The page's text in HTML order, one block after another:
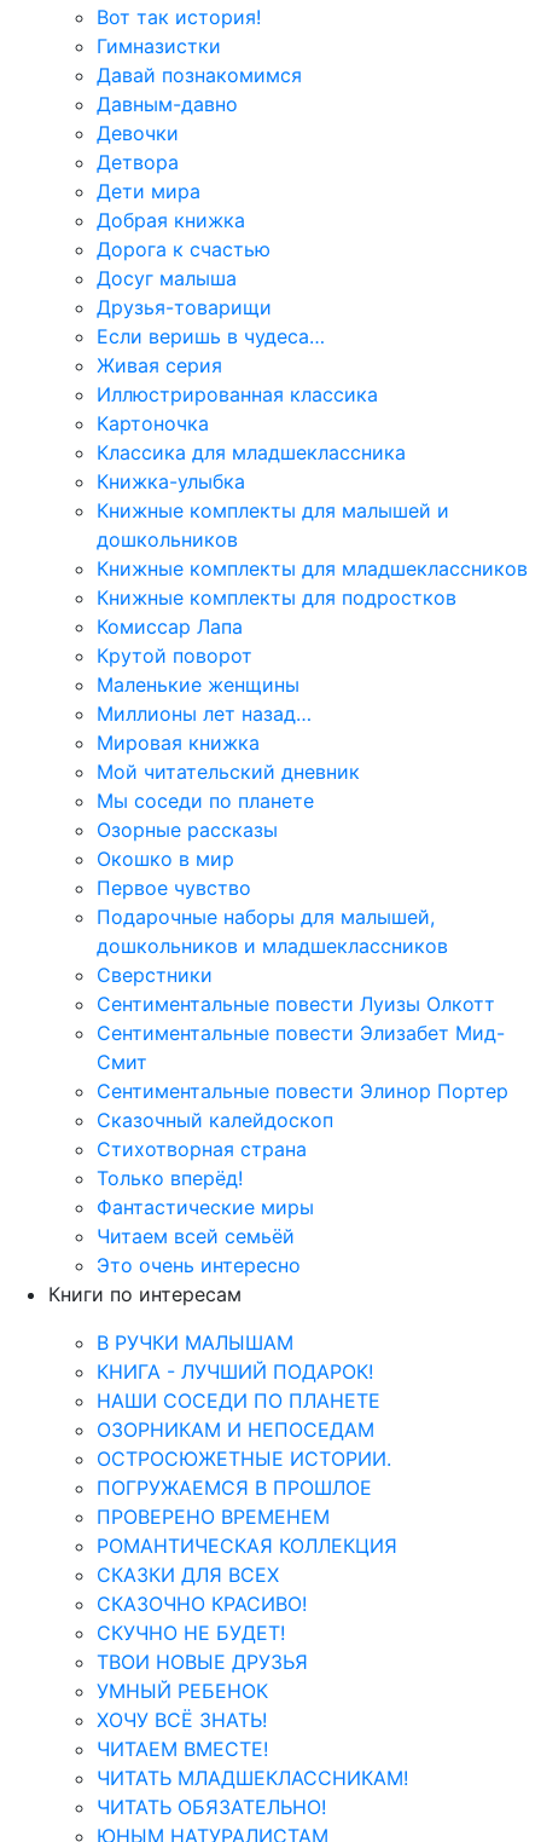
Вот так история!
Гимназистки
Давай познакомимся
Давным-давно
Девочки
Детвора
Дети мира
Добрая книжка
Дорога к счастью
Досуг малыша
Друзья-товарищи
Если веришь в чудеса…
Живая серия
Иллюстрированная классика
Картоночка
Классика для младшеклассника
Книжка-улыбка
Книжные комплекты для малышей и
дошкольников
Книжные комплекты для младшеклассников
Книжные комплекты для подростков
Комиссар Лапа
Крутой поворот
Маленькие женщины
Миллионы лет назад…
Мировая книжка
Мой читательский дневник
Мы соседи по планете
Озорные рассказы
Окошко в мир
Первое чувство
Подарочные наборы для малышей,
дошкольников и младшеклассников
Сверстники
Сентиментальные повести Луизы Олкотт
Сентиментальные повести Элизабет Мид-
Смит
Сентиментальные повести Элинор Портер
Сказочный калейдоскоп
Стихотворная страна
Только вперёд!
Фантастические миры
Читаем всей семьёй
Это очень интересно
Книги по интересам
В РУЧКИ МАЛЫШАМ
КНИГА - ЛУЧШИЙ ПОДАРОК!
НАШИ СОСЕДИ ПО ПЛАНЕТЕ
ОЗОРНИКАМ И НЕПОСЕДАМ
ОСТРОСЮЖЕТНЫЕ ИСТОРИИ.
ПОГРУЖАЕМСЯ В ПРОШЛОЕ
ПРОВЕРЕНО ВРЕМЕНЕМ
РОМАНТИЧЕСКАЯ КОЛЛЕКЦИЯ
СКАЗКИ ДЛЯ ВСЕХ
СКАЗОЧНО КРАСИВО!
СКУЧНО НЕ БУДЕТ!
ТВОИ НОВЫЕ ДРУЗЬЯ
УМНЫЙ РЕБЕНОК
ХОЧУ ВСЁ ЗНАТЬ!
ЧИТАЕМ ВМЕСТЕ!
ЧИТАТЬ МЛАДШЕКЛАССНИКАМ!
ЧИТАТЬ ОБЯЗАТЕЛЬНО!
ЮНЫМ НАТУРАЛИСТАМ